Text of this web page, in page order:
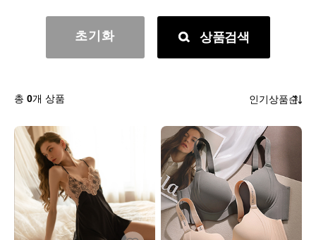
초기화 상품검색
총 0개 상품